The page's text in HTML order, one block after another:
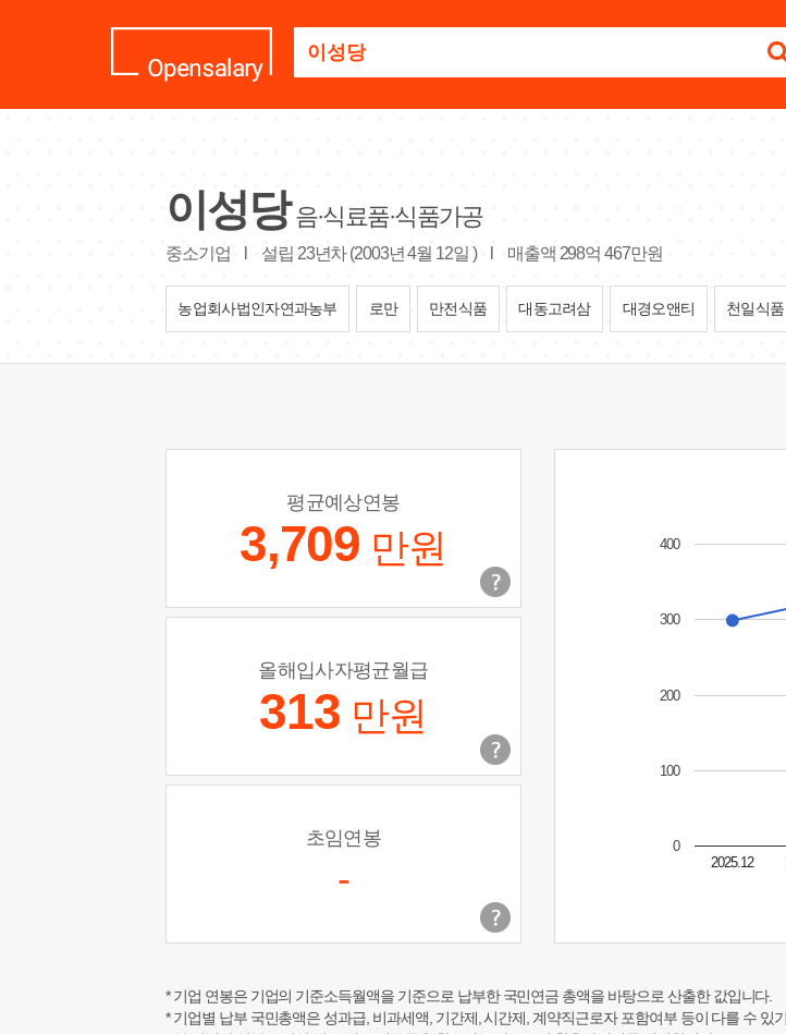
명
요
이성당 음·식료품·식품가공
중소기업 설립 23년차 (2003년 4월 12일 ) 매출액 298억 467만원
농업회사법인자연과농부 로만 만전식품 대동고려삼 대경오앤티 천일식품
평균예상연봉
3,709 만원
올해입사자평균월급
313 만원
초임연봉
- 2025.12
0
100
200
300
400
* 기업 연봉은 기업의 기준소득월액을 기준으로 납부한 국민연금 총액을 바탕으로 산출한 값입니다.
* 기업별 납부 국민총액은 성과급, 비과세액, 기간제, 시간제, 계약직근로자 포함여부 등이 다를 수 있